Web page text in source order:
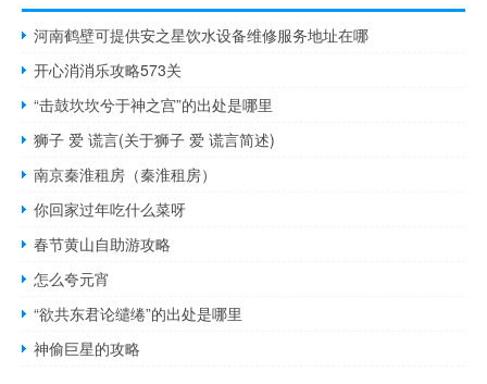
河南鹤壁可提供安之星饮水设备维修服务地址在哪
开心消消乐攻略573关
“击鼓坎坎兮于神之宫”的出处是哪里
狮子 爱 谎言(关于狮子 爱 谎言简述)
南京秦淮租房（秦淮租房）
你回家过年吃什么菜呀
春节黄山自助游攻略
怎么夸元宵
“欲共东君论缱绻”的出处是哪里
神偷巨星的攻略